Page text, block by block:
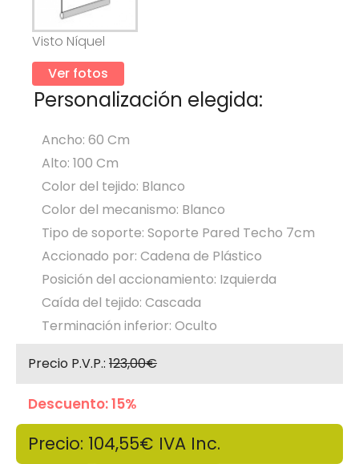
Visto Níquel
Ver fotos
Personalización elegida:
Ancho: 60 Cm
Alto: 100 Cm
Color del tejido: Blanco
Color del mecanismo: Blanco
Tipo de soporte: Soporte Pared Techo 7cm
Accionado por: Cadena de Plástico
Posición del accionamiento: Izquierda
Caída del tejido: Cascada
Terminación inferior: Oculto
Precio P.V.P.: 123,00€
Descuento: 15%
Precio: 104,55€ IVA Inc.